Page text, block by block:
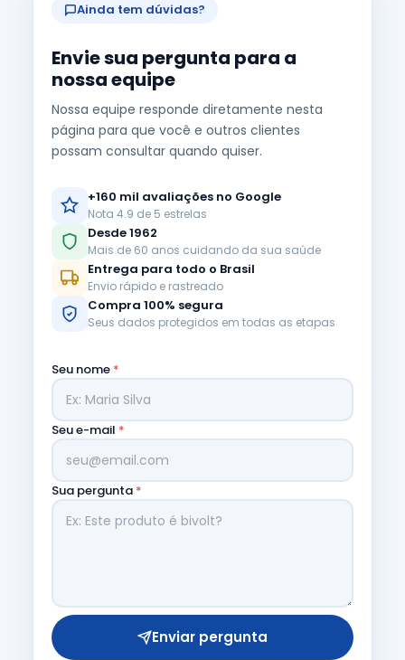
Ainda tem dúvidas?
Envie sua pergunta para a
nossa equipe
Nossa equipe responde diretamente nesta
página para que você e outros clientes
possam consultar quando quiser.
+160 mil avaliações no Google
Nota 4.9 de 5 estrelas
Desde 1962
Mais de 60 anos cuidando da sua saúde
Entrega para todo o Brasil
Envio rápido e rastreado
Compra 100% segura
Seus dados protegidos em todas as etapas
Seu nome *
Seu e-mail *
Sua pergunta *
Enviar pergunta